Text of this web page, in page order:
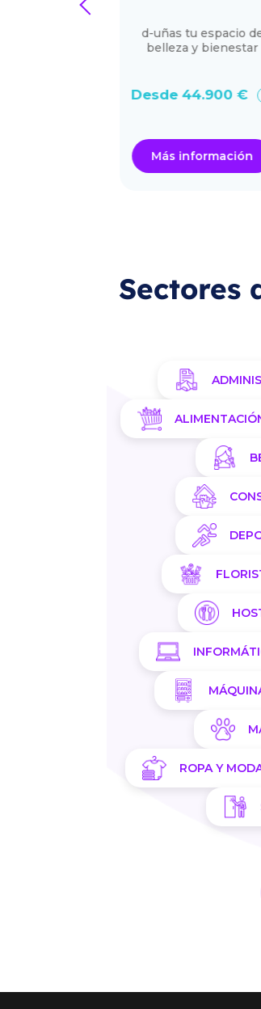
d-uñas tu espacio de
belleza y bienestar
Desde 44.900 €
Más información
Sectores
ROPA Y